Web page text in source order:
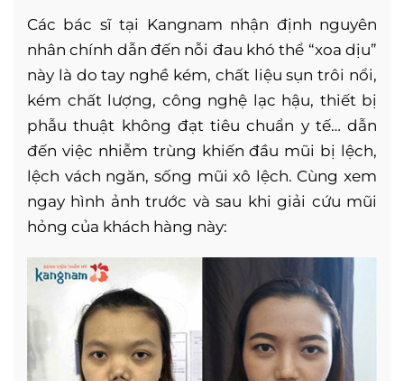
Các bác sĩ tại Kangnam nhận định nguyên
nhân chính dẫn đến nỗi đau khó thể “xoa dịu”
này là do tay nghề kém, chất liệu sụn trôi nổi,
kém chất lượng, công nghệ lạc hậu, thiết bị
phẫu thuật không đạt tiêu chuẩn y tế… dẫn
đến việc nhiễm trùng khiến đầu mũi bị lệch,
lệch vách ngăn, sống mũi xô lệch. Cùng xem
ngay hình ảnh trước và sau khi giải cứu mũi
hỏng của khách hàng này: